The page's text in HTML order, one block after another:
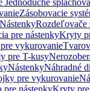
Jednoduché
Zásobovacie
Rozdeľovače
pre nástenkyKryty
vykurovanie
pre T-kusy
NástenkyNáhradné
pre vykurovanie
pre nástenkyKryty